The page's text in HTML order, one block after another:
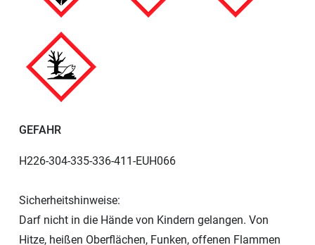
GEFAHR
H226-304-335-336-411-EUH066
Sicherheitshinweise:
Darf nicht in die Hände von Kindern gelangen. Von
Hitze, heißen Oberflächen, Funken, offenen Flammen